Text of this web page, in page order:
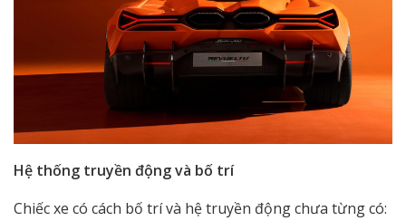
Hệ thống truyền động và bố trí
Chiếc xe có cách bố trí và hệ truyền động chưa từng có: